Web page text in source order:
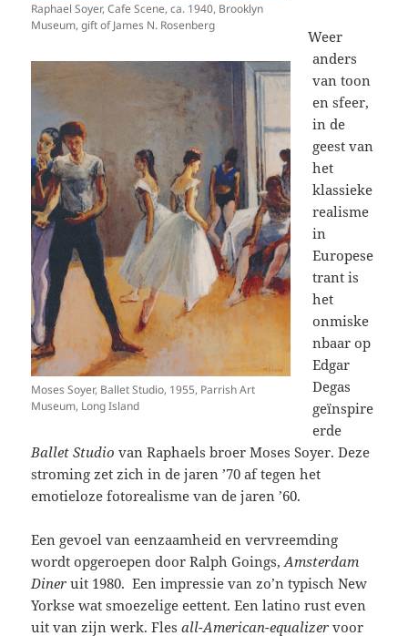
Raphael Soyer, Cafe Scene, ca. 1940, Brooklyn
Museum, gift of James N. Rosenberg
Moses Soyer, Ballet Studio, 1955, Parrish Art
Museum, Long Island
Weer
anders
van toon
en sfeer,
in de
geest van
het
klassieke
realisme
in
Europese
trant is
het
onmiske
nbaar op
Edgar
Degas
geïnspire
erde
Ballet Studio van Raphaels broer Moses Soyer. Deze
stroming zet zich in de jaren ’70 af tegen het
emotieloze fotorealisme van de jaren ’60.
Een gevoel van eenzaamheid en vervreemding
wordt opgeroepen door Ralph Goings,Amsterdam
Diner uit 1980. Een impressie van zo’n typisch New
Yorkse wat smoezelige eettent. Een latino rust even
uit van zijn werk. Flesall-American-equalizer voor